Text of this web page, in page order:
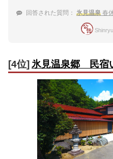
回答された質問： 氷見温泉 春休
[4位] 氷見温泉郷 民宿